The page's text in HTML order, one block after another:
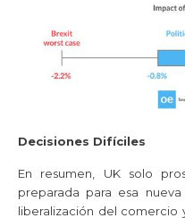
Decisiones Difíciles
En resumen, UK solo
preparada para esa
liberalización del comercio